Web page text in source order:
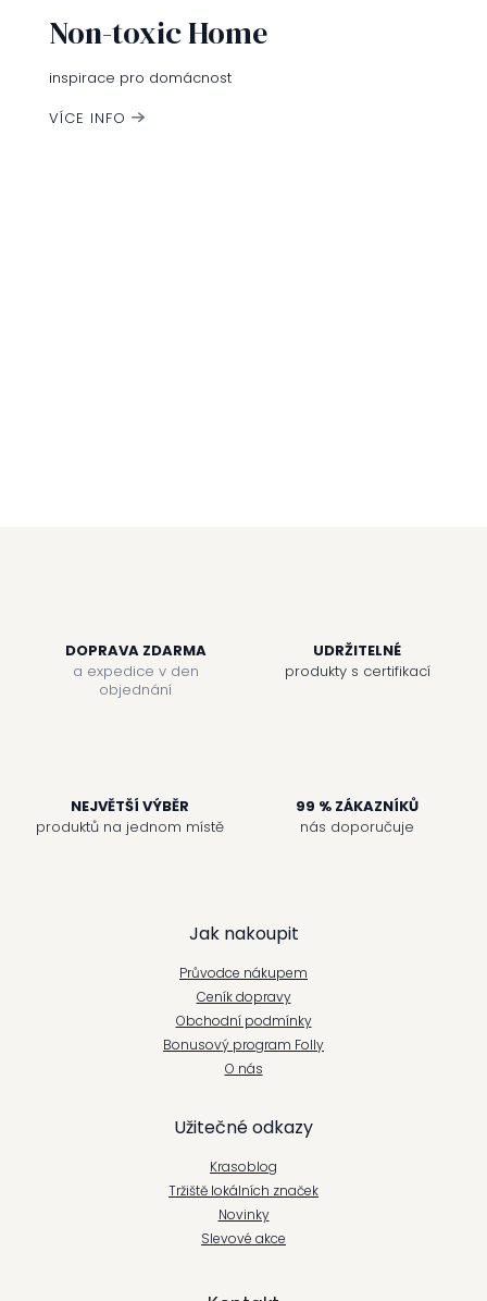
í
p
Non-toxic Home
inspirace pro domácnost
VÍCE INFO
DOPRAVA ZDARMA
a expedice v den
objednání
UDRŽITELNÉ
produkty s certifikací
NEJVĚTŠÍ VÝBĚR
produktů na jednom místě
99 % ZÁKAZNÍKŮ
nás doporučuje
Jak nakoupit
Průvodce nákupem
Ceník dopravy
Obchodní podmínky
Bonusový program Folly
O nás
Užitečné odkazy
Krasoblog
Tržiště lokálních značek
Novinky
Slevové akce